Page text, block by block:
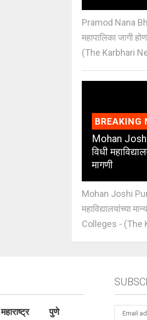
Pramod Nana
महापालिका जागी
(The Karbhari
BREAKING
Mohan Joshi
विधी
मागणी
Mohan Joshi
महाविद्यालयांच्या
Colleges - (The
महाराष्ट्र पुणे